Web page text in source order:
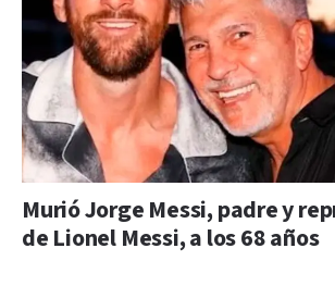
Murió Jorge Messi, padre y
de Lionel Messi, a los 68 años